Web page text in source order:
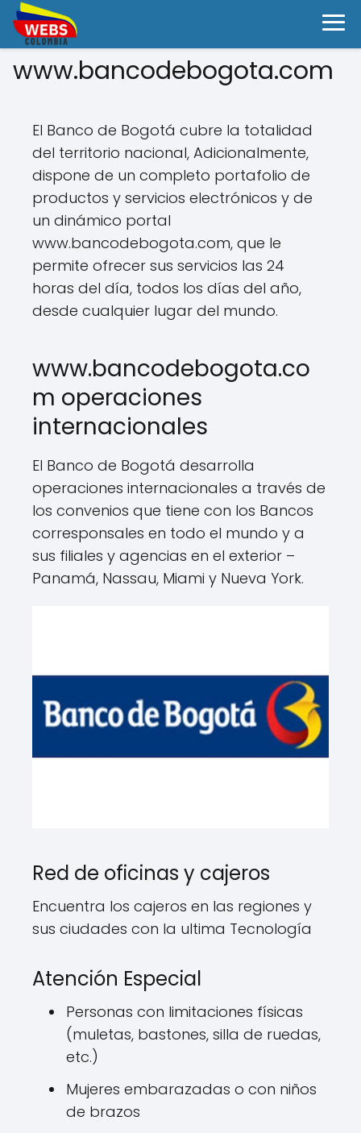
www.bancodebogota.com
El Banco de Bogotá cubre la totalidad
del territorio nacional, Adicionalmente,
dispone de un completo portafolio de
productos y servicios electrónicos y de
un dinámico portal
www.bancodebogota.com, que le
permite ofrecer sus servicios las 24
horas del día, todos los días del año,
desde cualquier lugar del mundo.
www.bancodebogota.co
m operaciones
internacionales
El Banco de Bogotá desarrolla
operaciones internacionales a través de
los convenios que tiene con los Bancos
corresponsales en todo el mundo y a
sus filiales y agencias en el exterior –
Panamá, Nassau, Miami y Nueva York.
Red de oficinas y cajeros
Encuentra los cajeros en las regiones y
sus ciudades con la ultima Tecnología
Atención Especial
Personas con limitaciones físicas
(muletas, bastones, silla de ruedas,
etc.)
Mujeres embarazadas o con niños
de brazos